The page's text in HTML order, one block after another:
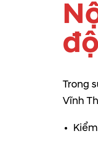
Trong
Vĩnh